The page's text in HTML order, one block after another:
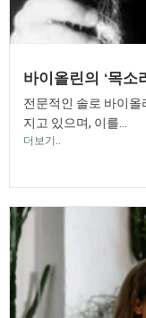
바이올린의 ‘목소
전문적인 솔로 바이
지고 있으며, 이를...
더보기..